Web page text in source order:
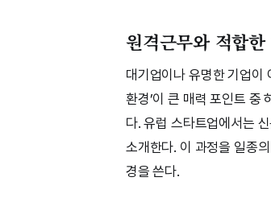
원격근무와 적합
대기업이나 유명한 기업이
환경’이 큰 매력 포인트 중
다. 유럽 스타트업에서는
소개한다. 이 과정을 일종
경을 쓴다.